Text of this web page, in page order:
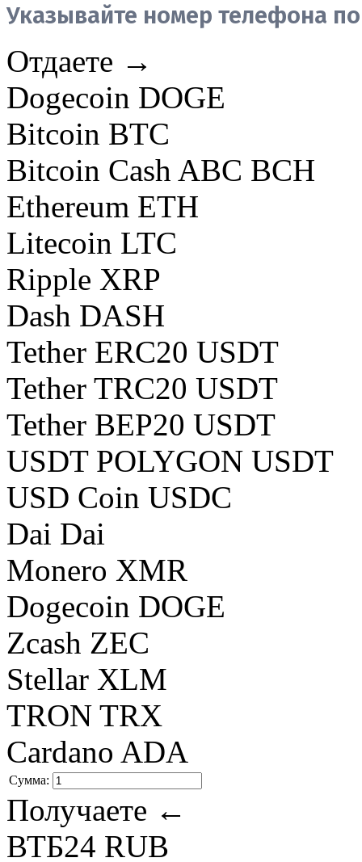
Указывайте номер телефона
Отдаете →
Dogecoin DOGE
Bitcoin BTC
Bitcoin Cash ABC BCH
Ethereum ETH
Litecoin LTC
Ripple XRP
Dash DASH
Tether ERC20 USDT
Tether TRC20 USDT
Tether BEP20 USDT
USDT POLYGON USDT
USD Coin USDC
Dai Dai
Monero XMR
Dogecoin DOGE
Zcash ZEC
Stellar XLM
TRON TRX
Cardano ADA
Сумма:
Получаете ←
ВТБ24 RUB